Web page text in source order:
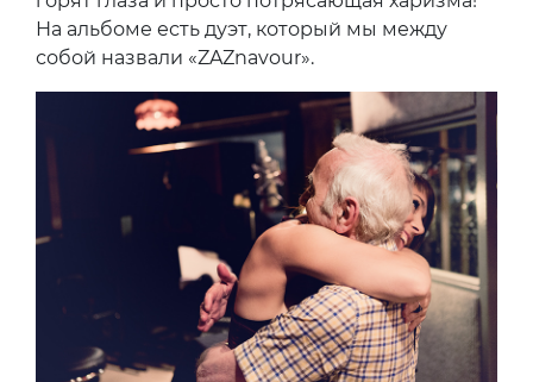
На альбоме есть дуэт, который мы между
собой назвали «ZAZnavour».